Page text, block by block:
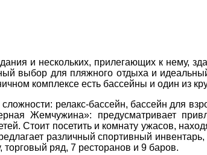
и нескольких, прилегающих к нему,
выбор для пляжного отдыха и
комплексе есть бассейны и один из
релакс-бассейн, бассейн для
Жемчужина»: предусматривает
Стоит посетить и комнату ужасов,
различный спортивный
торговый ряд, 7 ресторанов и 9 баров.
ПРИМІТКИ